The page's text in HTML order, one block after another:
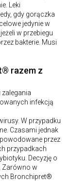
Leki
gdy gorączka
jedynie w
w przebiegu
bakterie. Musi
razem z
infekcją
W przypadku
Czasami jednak
przez
przypadkach
Decyzję o
Zarówno w
Bronchipret®